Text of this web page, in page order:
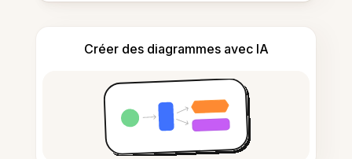
Créer des diagrammes avec IA